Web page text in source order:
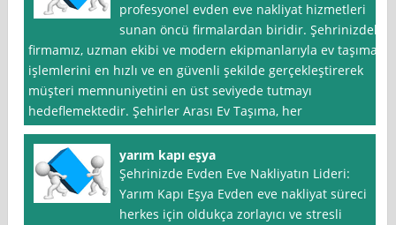
profesyonel evden eve nakliyat hizmetleri
sunan öncü firmalardan biridir. Şehrinizdeki
firmamız, uzman ekibi ve modern ekipmanlarıyla ev taşıma
işlemlerini en hızlı ve en güvenli şekilde gerçekleştirerek
müşteri memnuniyetini en üst seviyede tutmayı
hedeflemektedir. Şehirler Arası Ev Taşıma, her
yarım kapı eşya
Şehrinizde Evden Eve Nakliyatın Lideri:
Yarım Kapı Eşya Evden eve nakliyat süreci
herkes için oldukça zorlayıcı ve stresli